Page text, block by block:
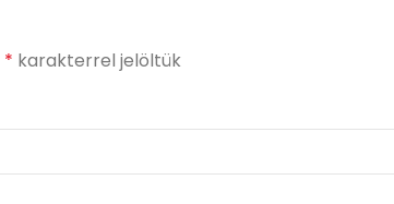
* karakterrel jelöltük